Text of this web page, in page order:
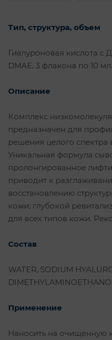
Тип, структура, объем
Гиалуроновая кислота с
DMAE. 3 флакона по 10 мл.
Описание
Комплекс
предназначен для
решения целого спектра
Уникальная формула
пролонгированное
приводит к
восстановлению
кожи; глубокой
для всех типов кожи.
Состав
WATER, SODIUM
Применение
Наносить на очищенную